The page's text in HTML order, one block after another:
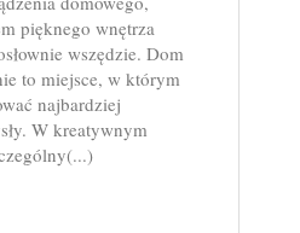
pięknego wnętrza
wszędzie. Dom
to miejsce, w którym
najbardziej
W kreatywnym